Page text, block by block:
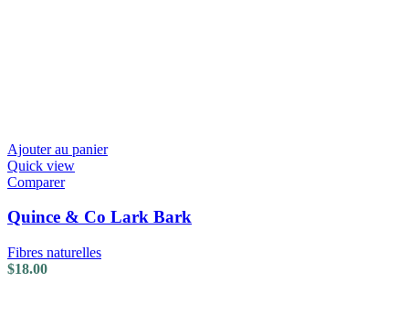
Ajouter au panier
Quick view
Comparer
Quince & Co Lark Bark
Fibres naturelles
$18.00